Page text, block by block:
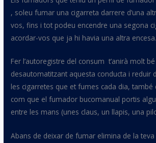
, soleu fumar una cigarreta darrere d’una
vos, fins i tot podeu encendre una segona
acordar-vos que ja hi havia una altra encesa.
Fer l’autoregistre del consum t’anirà molt
desautomatitzant aquesta conducta i reduir
les cigarretes que et fumes cada dia,
com que el fumador bucomanual portis
entre les mans (unes claus, un llapis, una
Abans de deixar de fumar elimina de la